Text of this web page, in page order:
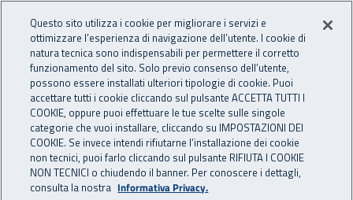
INAIL - Istituto Nazionale
Apri cerca
Navigazione principale
Navigazione - Ti trovi in:
Home Inail comunica Avvisi
Dr Basilicata - Uffici chiusi
Questo sito utilizza i cookie per migliorare i servizi e
ottimizzare l’esperienza di navigazione dell’utente. I cookie di
natura tecnica sono indispensabili per permettere il corretto
funzionamento del sito. Solo previo consenso dell’utente,
possono essere installati ulteriori tipologie di cookie. Puoi
accettare tutti i cookie cliccando sul pulsante ACCETTA TUTTI I
COOKIE, oppure puoi effettuare le tue scelte sulle singole
categorie che vuoi installare, cliccando su IMPOSTAZIONI DEI
COOKIE. Se invece intendi rifiutarne l’installazione dei cookie
non tecnici, puoi farlo cliccando sul pulsante RIFIUTA I COOKIE
NON TECNICI o chiudendo il banner. Per conoscere i dettagli,
consulta la nostra Informativa Privacy.